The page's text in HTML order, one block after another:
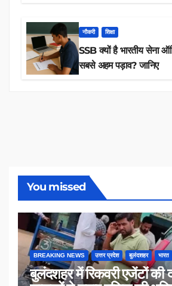
नौकरी शिक्षा
SSB क्यों है भारतीय सेना
सबसे अहम पड़ाव? जानिए
You missed
BREAKING NEWS उत्तर प्रदेश बुलंदशहर भारत
बुलंदशहर में रिकवरी एजेंटों की दबंगई, वाहन